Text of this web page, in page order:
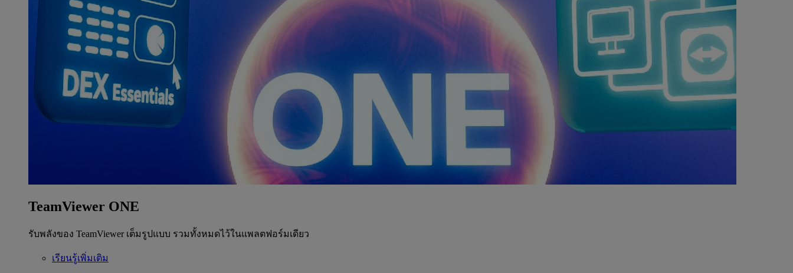
TeamViewer ONE
รับพลังของ TeamViewer เต็มรูปแบบ รวมทั้งหมดไว้ในแพลตฟอร์มเดียว
เรียนรู้เพิ่มเติม